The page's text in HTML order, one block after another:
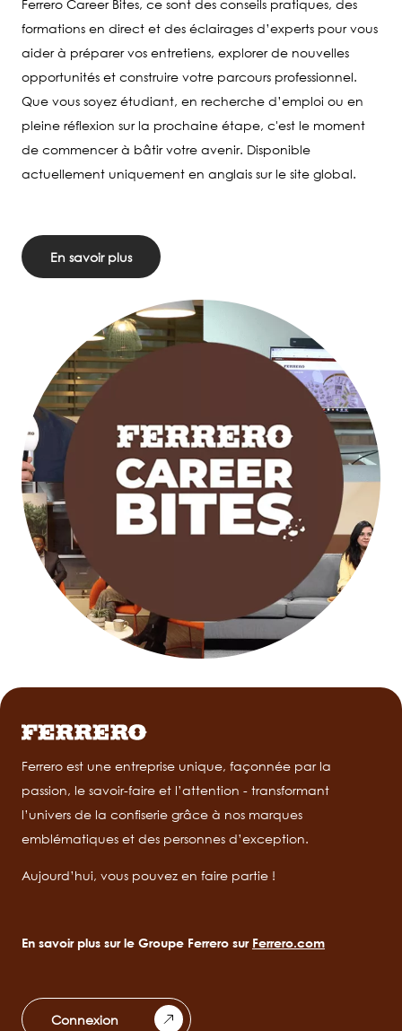
Ferrero Career Bites, ce sont des conseils pratiques, des
formations en direct et des éclairages d’experts pour vous
aider à préparer vos entretiens, explorer de nouvelles
opportunités et construire votre parcours professionnel.
Que vous soyez étudiant, en recherche d’emploi ou en
pleine réflexion sur la prochaine étape, c'est le moment
de commencer à bâtir votre avenir. Disponible
actuellement uniquement en anglais sur le site global.
En savoir plus
Ferrero est une entreprise unique, façonnée par la
passion, le savoir-faire et l’attention - transformant
l’univers de la confiserie grâce à nos marques
emblématiques et des personnes d’exception.
Aujourd’hui, vous pouvez en faire partie !
En savoir plus sur le Groupe Ferrero sur Ferrero.com
Connexion